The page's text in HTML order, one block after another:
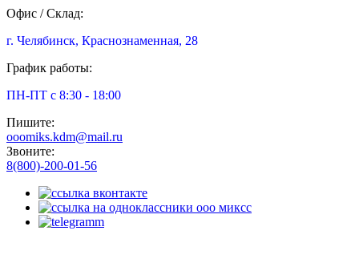
Офис / Склад:
г. Челябинск, Краснознаменная, 28
График работы:
ПН-ПТ с 8:30 - 18:00
Пишите:
ooomiks.kdm@mail.ru
Звоните:
8(800)-200-01-56